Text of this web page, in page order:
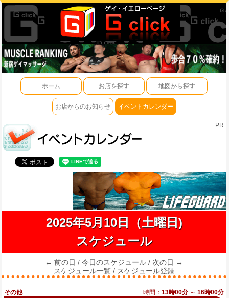
ホーム お店を探す 地図から探す
お店からのお知らせ イベントカレンダー
PR
2025年5月10日（土曜日)
スケジュール
← 前の日 / 今日のスケジュール / 次の日 →
スケジュール一覧 / スケジュール登録
その他 時間： 13時00分 ～ 16時00分